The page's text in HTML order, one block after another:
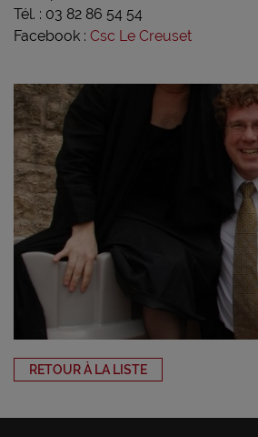
Tél. : 03 82 86 54 54
Facebook : Csc Le Creuset
RETOUR À LA LISTE